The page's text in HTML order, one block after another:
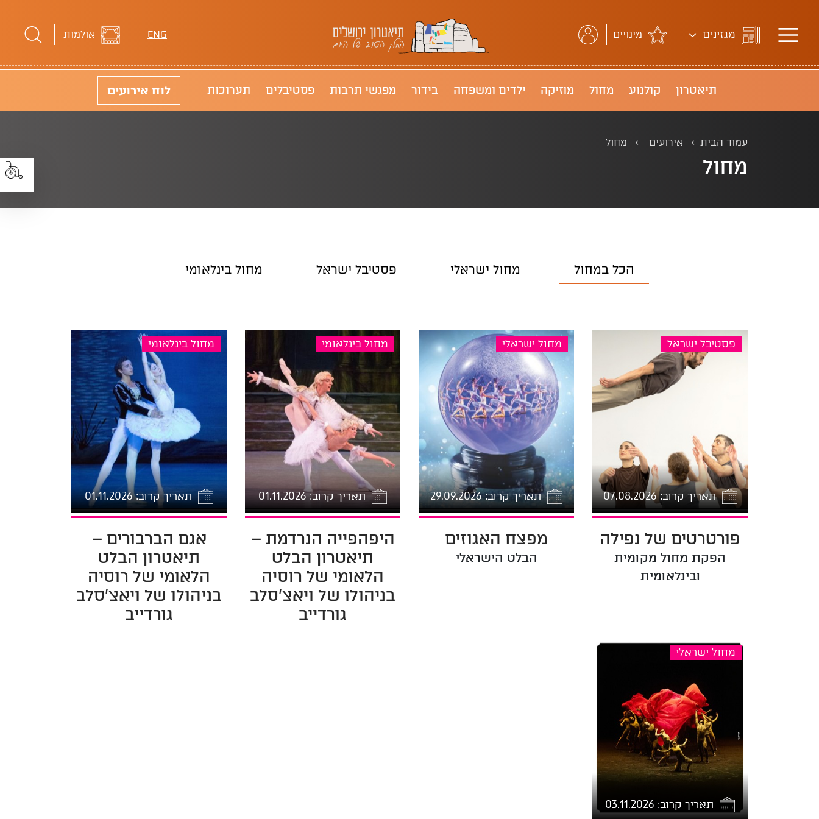
תיאטרון ירושלים
מגזינים מינויים ENG אולמות
תיאטרון קולנוע מחולנוכחימוזיקה ילדים ומשפחה בידור מפגשי תרבות פסטיבלים תערוכות לוח אירועים
עמוד הבית אירועים מחול
מחול
הכל במחול מחול ישראלי פסטיבל ישראל מחול בינלאומי
פסטיבל ישראל
תאריך קרוב: 07.08.2026
פורטרטים של נפילה 2026-08-07 14:00
הפקת מחול מקומית
ובינלאומית
מחול ישראלי
תאריך קרוב: 29.09.2026
מפצח האגוזים 2026-09-29 17:00
הבלט הישראלי
מחול בינלאומי
תאריך קרוב: 01.11.2026
היפהפייה הנרדמת –
תיאטרון הבלט
הלאומי של רוסיה
בניהולו של ויאצ'סלב
גורדייב
מחול בינלאומי
תאריך קרוב: 01.11.2026
אגם הברבורים –
תיאטרון הבלט
הלאומי של רוסיה
בניהולו של ויאצ'סלב
גורדייב
מחול ישראלי
תאריך קרוב: 03.11.2026